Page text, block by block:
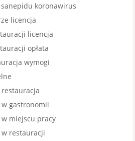
koronawirus
licencja
licencja
opłata
wymogi
gastronomii
miejscu pracy
restauracji